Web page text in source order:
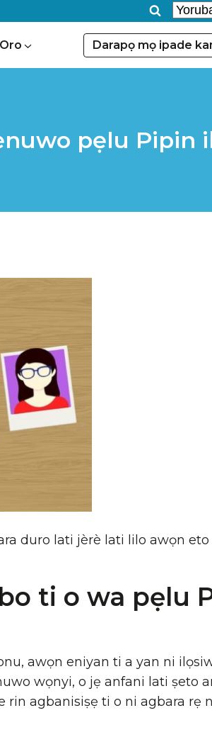
Oro Darapọ mọ ipade
pẹlu Pipin
duro lati jèrè lati lilo awọn eto
ti o wa pẹlu
awọn eniyan ti a yan ni
wọnyi, o jẹ anfani lati ṣeto
rin agbanisiṣẹ ti o ni agbara rẹ